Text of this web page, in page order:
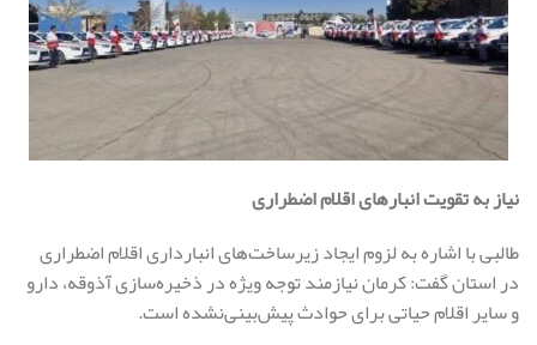
نیاز به تقویت انبارهای اقلام اضطراری
طالبی با اشاره به لزوم ایجاد زیرساخت‌های انبارداری اقلام اضطراری
در استان گفت: کرمان نیازمند توجه ویژه در ذخیره‌سازی آذوقه، دارو
و سایر اقلام حیاتی برای حوادث پیش‌بینی‌نشده است.